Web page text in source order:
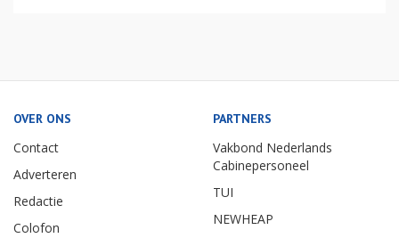
OVER ONS
Contact
Adverteren
Redactie
Colofon
PARTNERS
Vakbond Nederlands
Cabinepersoneel
TUI
NEWHEAP